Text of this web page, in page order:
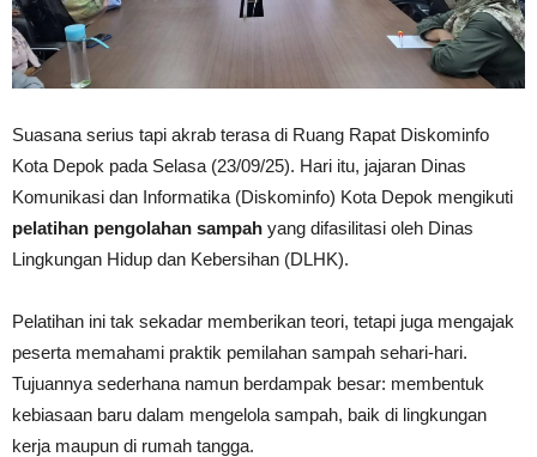
Suasana serius tapi akrab terasa di Ruang Rapat Diskominfo
Kota Depok pada Selasa (23/09/25). Hari itu, jajaran Dinas
Komunikasi dan Informatika (Diskominfo) Kota Depok mengikuti
pelatihan pengolahan sampah yang difasilitasi oleh Dinas
Lingkungan Hidup dan Kebersihan (DLHK).
Pelatihan ini tak sekadar memberikan teori, tetapi juga mengajak
peserta memahami praktik pemilahan sampah sehari-hari.
Tujuannya sederhana namun berdampak besar: membentuk
kebiasaan baru dalam mengelola sampah, baik di lingkungan
kerja maupun di rumah tangga.